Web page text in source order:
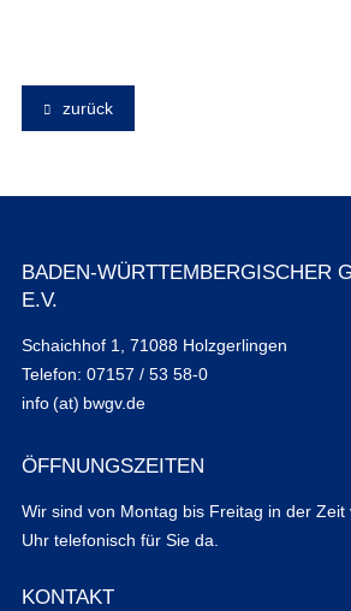
zurück
BADEN-WÜRTTEMBERGISCHER
E.V.
Schaichhof 1, 71088 Holzgerlingen
Telefon: 07157 / 53 58-0
info (at) bwgv.de
ÖFFNUNGSZEITEN
Wir sind von Montag bis Freitag in der
Uhr telefonisch für Sie da.
KONTAKT